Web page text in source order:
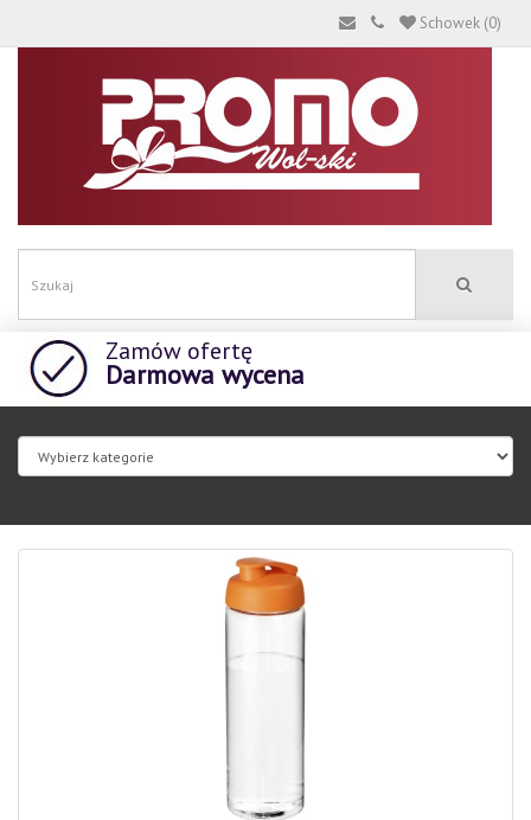
Schowek (0)
Zamów ofertę
Darmowa wycena